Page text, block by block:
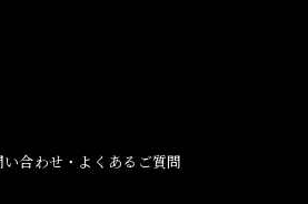
合わせ・よくあるご質問